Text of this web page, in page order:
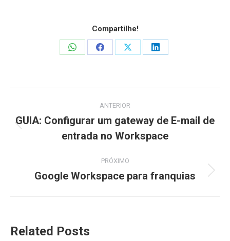
Compartilhe!
Share
Share
Share
Share
de
ANTERIOR
Post
anterior:
GUIA: Configurar um gateway de E-mail de
entrada no Workspace
PRÓXIMO
Próximo
Google Workspace para franquias
Related Posts